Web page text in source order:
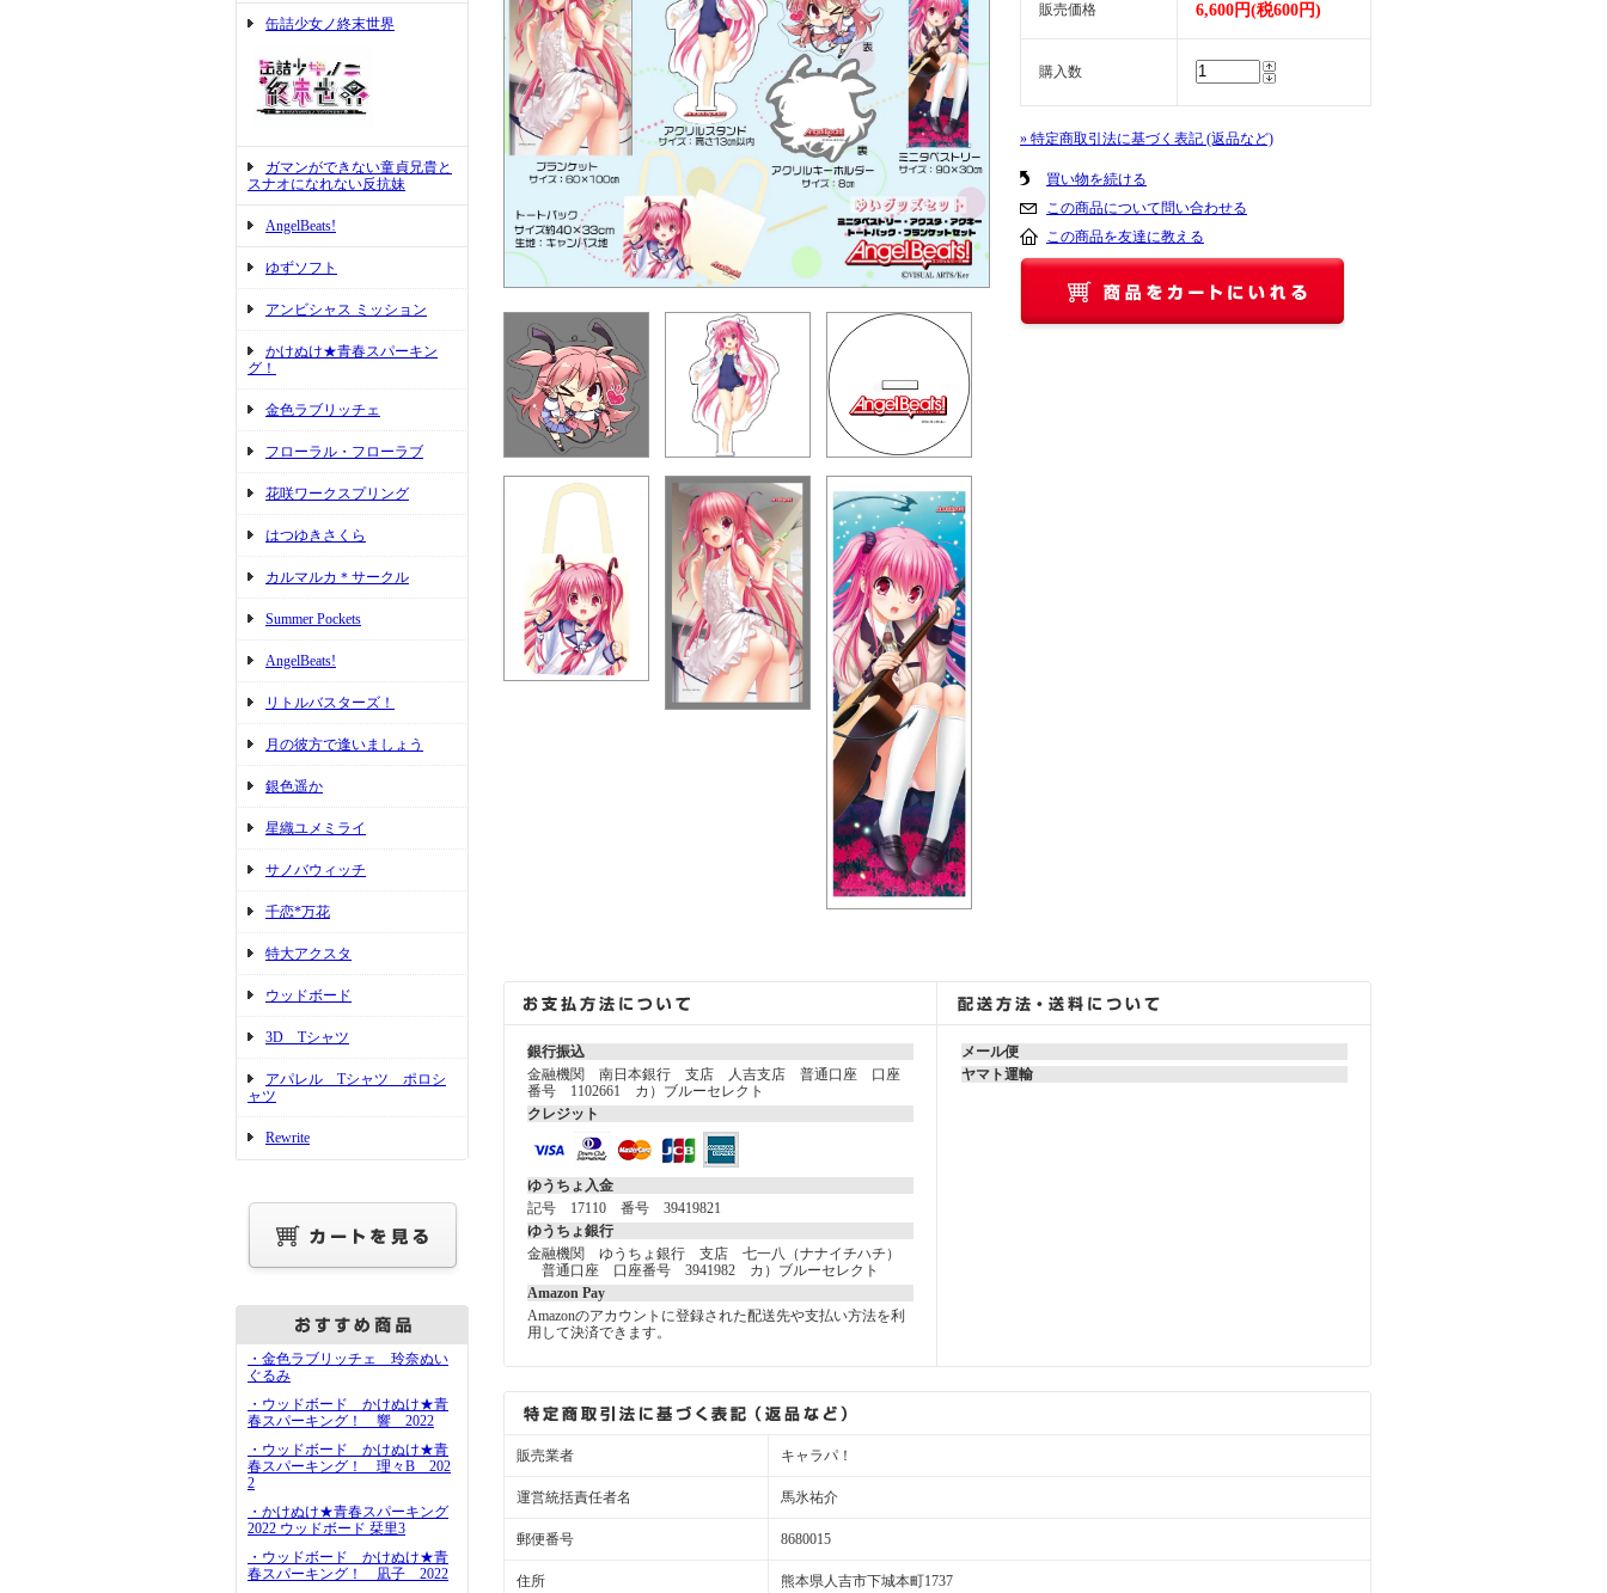
缶詰少女ノ終末世界
ガマンができない童貞兄貴と
スナオになれない反抗妹
AngelBeats!
ゆずソフト
アンビシャス ミッション
かけぬけ★青春スパーキン
グ！
金色ラブリッチェ
フローラル・フローラブ
花咲ワークスプリング
はつゆきさくら
カルマルカ＊サークル
Summer Pockets
AngelBeats!
リトルバスターズ！
月の彼方で逢いましょう
銀色遥か
星織ユメミライ
サノバウィッチ
千恋*万花
特大アクスタ
ウッドボード
3D Tシャツ
アパレル Tシャツ ポロシ
ャツ
Rewrite
・金色ラブリッチェ 玲奈ぬい
ぐるみ
・ウッドボード かけぬけ★青
春スパーキング！ 響 2022
・ウッドボード かけぬけ★青
春スパーキング！ 理々B 202
2
・かけぬけ★青春スパーキング
2022 ウッドボード 栞里3
・ウッドボード かけぬけ★青
春スパーキング！ 凪子 2022
販売価格 6,600円(税600円)
購入数
» 特定商取引法に基づく表記 (返品など)
買い物を続ける
この商品について問い合わせる
この商品を友達に教える
銀行振込
金融機関 南日本銀行 支店 人吉支店 普通口座 口座
番号 1102661 カ）ブルーセレクト
クレジット
ゆうちょ入金
記号 17110 番号 39419821
ゆうちょ銀行
金融機関 ゆうちょ銀行 支店 七一八（ナナイチハチ）
普通口座 口座番号 3941982 カ）ブルーセレクト
Amazon Pay
Amazonのアカウントに登録された配送先や支払い方法を利
用して決済できます。
メール便
ヤマト運輸
販売業者 キャラパ！
運営統括責任者名 馬氷祐介
郵便番号 8680015
住所 熊本県人吉市下城本町1737